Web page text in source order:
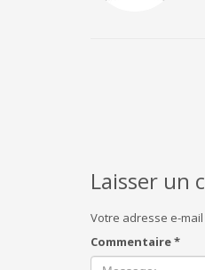
Laisser un
Votre adresse e-
Commentaire*